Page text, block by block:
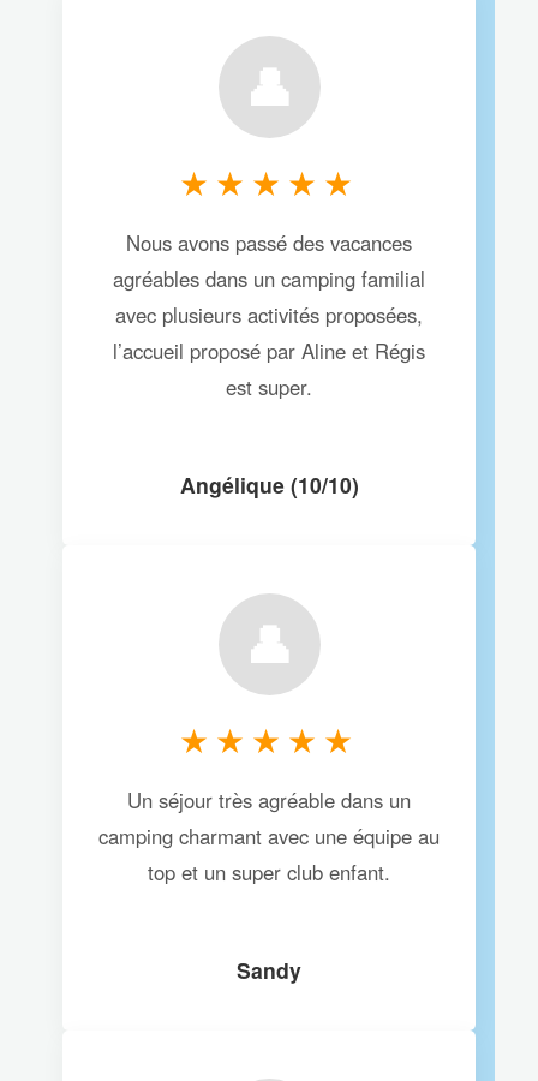
👤
★★★★★
Nous avons passé des vacances
agréables dans un camping familial
avec plusieurs activités proposées,
l’accueil proposé par Aline et Régis
est super.
Angélique (10/10)
👤
★★★★★
Un séjour très agréable dans un
camping charmant avec une équipe au
top et un super club enfant.
Sandy